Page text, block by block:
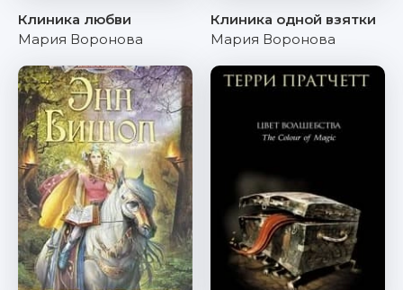
Клиника любви
Мария Воронова
Клиника одной взятки
Мария Воронова